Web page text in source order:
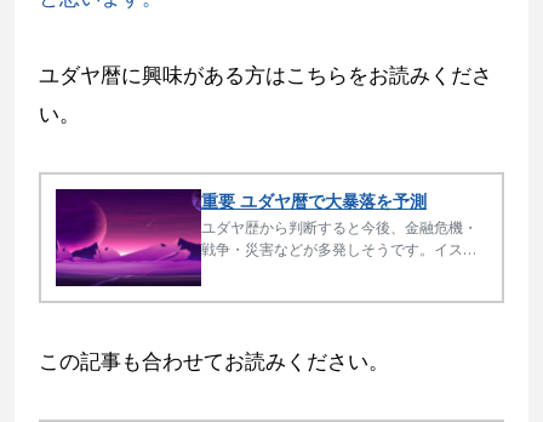
ユダヤ暦に興味がある方はこちらをお読みくださ
い。
重要 ユダヤ暦で大暴落を予測
ユダヤ歴から判断すると今後、金融危機・
戦争・災害などが多発しそうです。イスラ
この記事も合わせてお読みください。